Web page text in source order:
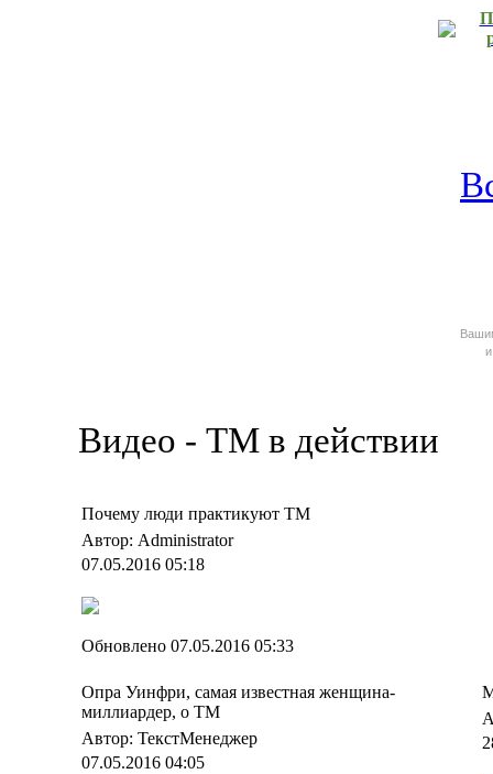
Видео - ТМ в действии
Почему люди практикуют ТМ
Автор: Administrator
07.05.2016 05:18
Обновлено 07.05.2016 05:33
Опра Уинфри, самая известная женщина-
миллиардер, о ТМ
Автор: ТекстМенеджер
07.05.2016 04:05